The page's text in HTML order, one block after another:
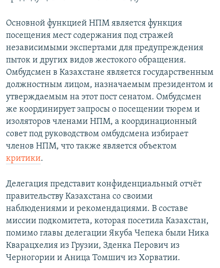
Основной функцией НПМ является функция
посещения мест содержания под стражей
независимыми экспертами для предупреждения
пыток и других видов жестокого обращения.
Омбудсмен в Казахстане является государственным
должностным лицом, назначаемым президентом и
утверждаемым на этот пост сенатом. Омбудсмен
же координирует запросы о посещении тюрем и
изоляторов членами НПМ, а координационный
совет под руководством омбудсмена избирает
членов НПМ, что также является объектом
критики.
Делегация представит конфиденциальный отчёт
правительству Казахстана со своими
наблюдениями и рекомендациями. В составе
миссии подкомитета, которая посетила Казахстан,
помимо главы делегации Якуба Чепека были Ника
Кварацхелия из Грузии, Зденка Перович из
Черногории и Аница Томшич из Хорватии.